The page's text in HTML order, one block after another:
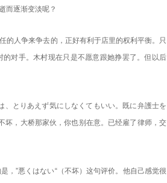
而逐渐变淡呢？
的人争来争去的，正好有利于店里的权利平衡。只
对手。木村现在只是不愿意跟她挣罢了。但以后
とりあえず気にしなくてもいい。既に弁護士を
坏，大桥那家伙，你也别在意。已经雇了律师，交
，”悪くはない“（不坏）这句评价。他自己感觉很